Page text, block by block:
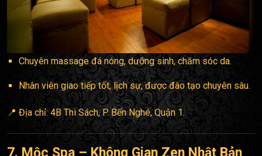
Chuyên massage đá nóng, dưỡng sinh, chăm sóc da.
Nhân viên giao tiếp tốt, lịch sự, được đào tạo chuyên sâu.
📍 Địa chỉ: 4B Thi Sách, P. Bến Nghé, Quận 1.
7. Mộc Spa – Không Gian Zen Nhật Bản